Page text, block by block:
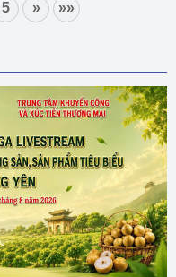
5 » »»